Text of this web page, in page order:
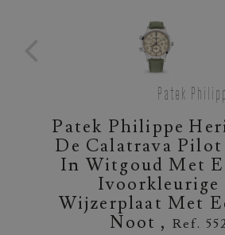
Patek
Patek Philippe
De Calatrava
In Witgoud Met
Ivoorkleurige
Wijzerplaat Met
Noot , Ref.